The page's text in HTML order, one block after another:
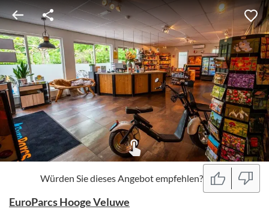
Würden Sie dieses Angebot empfehlen?
EuroParcs Hooge Veluwe